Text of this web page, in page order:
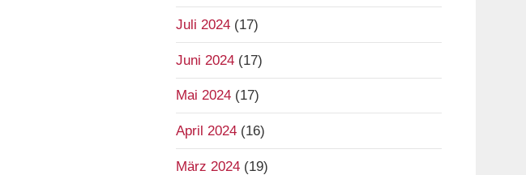
Juli 2024(17)
Juni 2024(17)
Mai 2024(17)
April 2024(16)
März 2024(19)